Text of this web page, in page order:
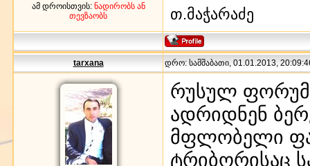
ამ დროისთვის: ნადირობს ან
თევზაობს
თ.მაჭარაძე
tarxana დრო: სამშაბათი, 01.01.2013,
რუსულ
ადრიდნენ
მფლობელი
ტრიბორისაც